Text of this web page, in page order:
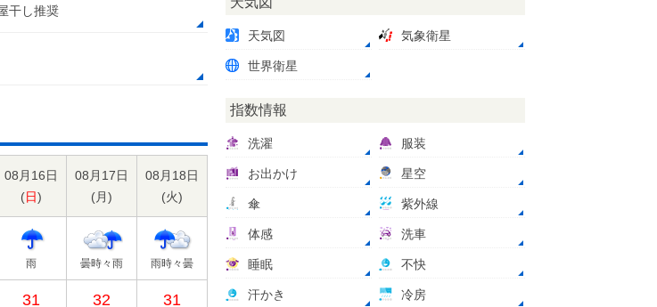
干し推奨
08月16日
(日)
08月17日
(月)
08月18日
(火)
雨 曇時々雨 雨時々曇
31 32 31
天気図 気象衛星
世界衛星
指数情報
洗濯 服装
お出かけ 星空
傘 紫外線
体感 洗車
睡眠 不快
汗かき 冷房